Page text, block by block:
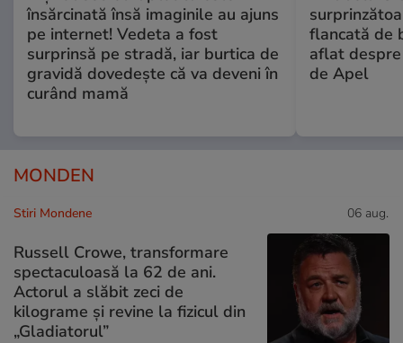
însărcinată însă imaginile au ajuns
pe internet! Vedeta a fost
surprinsă pe stradă, iar burtica de
gravidă dovedește că va deveni în
curând mamă
flancată de
aflat
de Apel
MONDEN
Stiri Mondene 06 aug.
Russell Crowe, transformare
spectaculoasă la 62 de ani.
Actorul a slăbit zeci de
kilograme și revine la fizicul din
„Gladiatorul”